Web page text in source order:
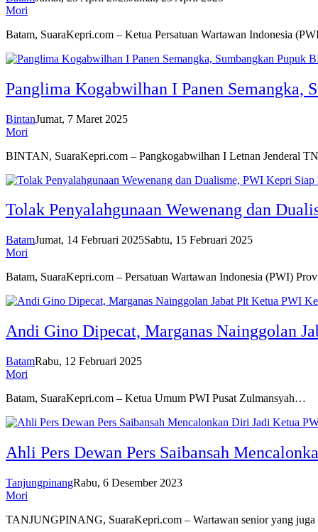
Mori
Batam, SuaraKepri.com – Ketua Persatuan Wartawan Indonesia
Panglima Kogabwilhan I Panen Semangka,
BintanJumat, 7 Maret 2025
Mori
BINTAN, SuaraKepri.com – Pangkogabwilhan I Letnan Jenderal
Tolak Penyalahgunaan Wewenang dan
BatamJumat, 14 Februari 2025Sabtu, 15 Februari 2025
Mori
Batam, SuaraKepri.com – Persatuan Wartawan Indonesia (PWI)
Andi Gino Dipecat, Marganas Nainggolan
BatamRabu, 12 Februari 2025
Mori
Batam, SuaraKepri.com – Ketua Umum PWI Pusat Zulmansyah…
Ahli Pers Dewan Pers Saibansah
TanjungpinangRabu, 6 Desember 2023
Mori
TANJUNGPINANG, SuaraKepri.com – Wartawan senior yang